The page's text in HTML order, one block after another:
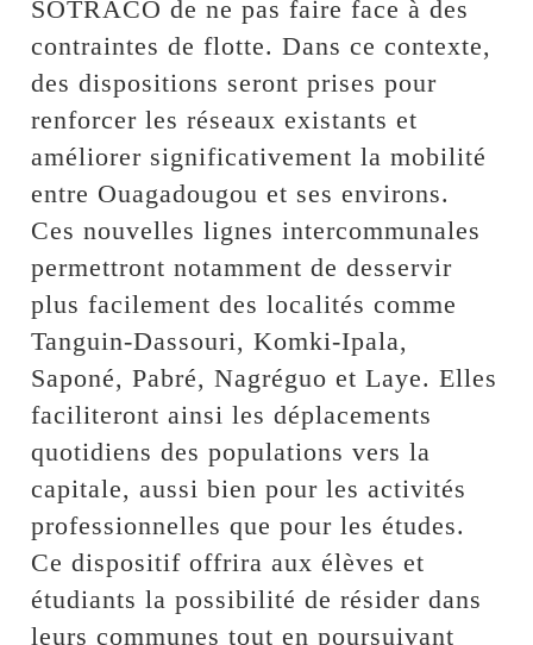
SOTRACO de ne pas faire face à des
contraintes de flotte. Dans ce contexte,
des dispositions seront prises pour
renforcer les réseaux existants et
améliorer significativement la mobilité
entre Ouagadougou et ses environs.
Ces nouvelles lignes intercommunales
permettront notamment de desservir
plus facilement des localités comme
Tanguin-Dassouri, Komki-Ipala,
Saponé, Pabré, Nagréguo et Laye. Elles
faciliteront ainsi les déplacements
quotidiens des populations vers la
capitale, aussi bien pour les activités
professionnelles que pour les études.
Ce dispositif offrira aux élèves et
étudiants la possibilité de résider dans
leurs communes tout en poursuivant